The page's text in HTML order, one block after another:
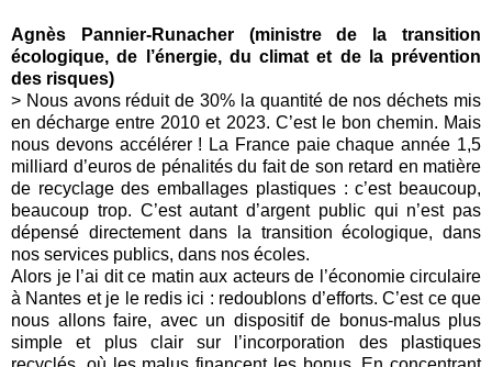
Agnès Pannier-Runacher (ministre de la transition
écologique, de l’énergie, du climat et de la prévention
des risques)
> Nous avons réduit de 30% la quantité de nos déchets mis
en décharge entre 2010 et 2023. C’est le bon chemin. Mais
nous devons accélérer ! La France paie chaque année 1,5
milliard d’euros de pénalités du fait de son retard en matière
de recyclage des emballages plastiques : c’est beaucoup,
beaucoup trop. C’est autant d’argent public qui n’est pas
dépensé directement dans la transition écologique, dans
nos services publics, dans nos écoles.
Alors je l’ai dit ce matin aux acteurs de l’économie circulaire
à Nantes et je le redis ici : redoublons d’efforts. C’est ce que
nous allons faire, avec un dispositif de bonus-malus plus
simple et plus clair sur l’incorporation des plastiques